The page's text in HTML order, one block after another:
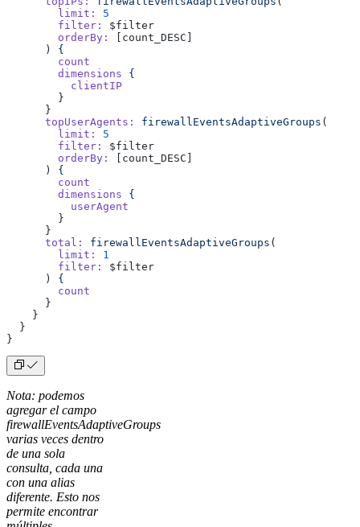
        limit:
5
        filter:
$filter
        orderBy:
[count_DESC]
      )
{
        count
        dimensions
{
          clientIP
        }
      }
      topUserAgents:
firewallEventsAdaptiveGroups (
        limit:
5
        filter:
$filter
        orderBy:
[count_DESC]
      )
{
        count
        dimensions
{
          userAgent
        }
      }
      total:
firewallEventsAdaptiveGroups (
        limit:
1
        filter:
$filter
      )
{
        count
      }
    }
  }
}
Nota: podemos
agregar el campo
firewallEventsAdaptiveGroups
varias veces dentro
de una sola
consulta, cada una
con una alias
diferente. Esto nos
permite encontrar